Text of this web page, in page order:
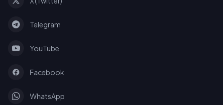
Telegram
YouTube
Facebook
WhatsApp